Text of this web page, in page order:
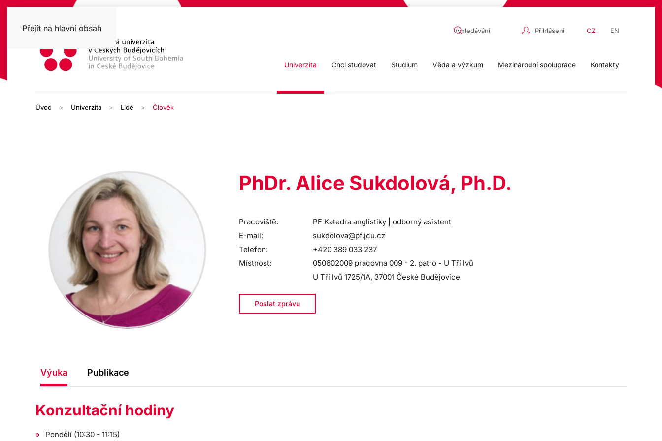
Přejít na hlavní obsah Přihlášení CZ EN
Univerzita Chci studovat Studium Věda a výzkum Mezinárodní spolupráce Kontakty
Úvod Univerzita Lidé Člověk
PhDr. Alice Sukdolová, Ph.D.
Pracoviště:
PF Katedra anglistiky | odborný asistent
E-mail:
sukdolova@pf.jcu.cz
Telefon:
+420 389 033 237
Místnost:
050602009 pracovna 009 - 2. patro - U Tří lvů
U Tří lvů 1725/1A, 37001 České Budějovice
Poslat zprávu
Výuka Publikace
Konzultační hodiny
Pondělí (10:30 - 11:15)